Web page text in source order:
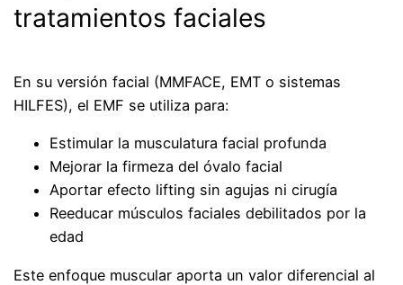
tratamientos faciales
En su versión facial (MMFACE, EMT o sistemas
HILFES), el EMF se utiliza para:
Estimular la musculatura facial profunda
Mejorar la firmeza del óvalo facial
Aportar efecto lifting sin agujas ni cirugía
Reeducar músculos faciales debilitados por la
edad
Este enfoque muscular aporta un valor diferencial al